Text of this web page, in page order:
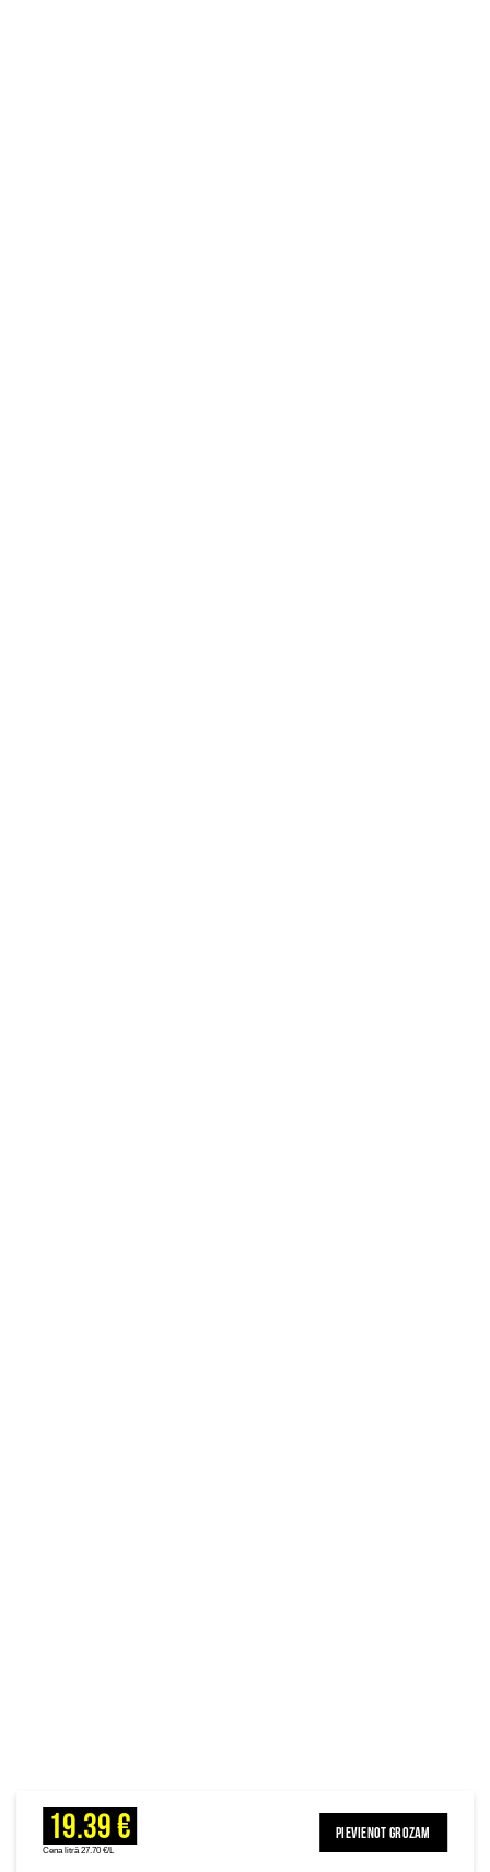
19.39 €
Cena litrā 27.70 €/L
PIEVIENOT GROZAM